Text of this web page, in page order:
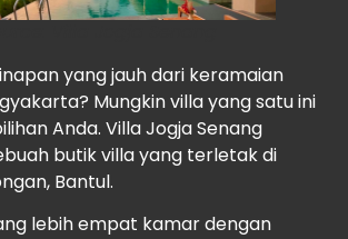
yang jauh dari keramaian
Mungkin villa yang satu ini
Anda. Villa Jogja Senang
butik villa yang terletak di
Bantul.
lebih empat kamar dengan